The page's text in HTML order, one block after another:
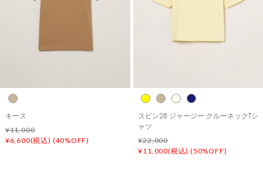
キース
¥11,000
¥6,600(税込) (40%OFF)
スビン28 ジャージー クルーネックTシ
ャツ
¥22,000
¥11,000(税込) (50%OFF)